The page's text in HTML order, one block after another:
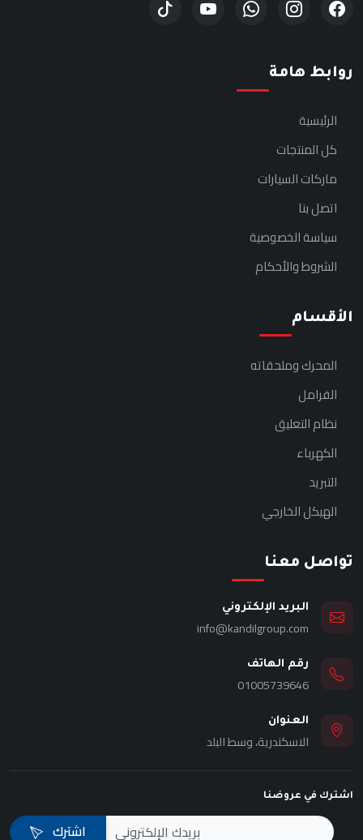
روابط هامة
الرئيسية
كل المنتجات
ماركات السيارات
اتصل بنا
سياسة الخصوصية
الشروط والأحكام
الأقسام
المحرك وملحقاته
الفرامل
نظام التعليق
الكهرباء
التبريد
الهيكل الخارجي
تواصل معنا
البريد الإلكتروني
info@kandilgroup.com
رقم الهاتف
01005739646
العنوان
الاسكندرية، وسط البلد
اشترك في عروضنا
اشترك